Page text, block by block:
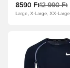
8590 Ft12 990 Ft
Large, X-Large, XX-Large
Megnyit egy